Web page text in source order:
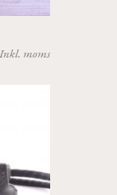
Inkl. moms